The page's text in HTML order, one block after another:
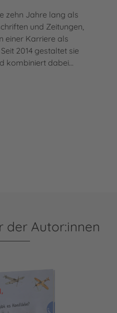
zehn Jahre lang als
und Zeitungen,
einer Karriere als
2014 gestaltet sie
kombiniert dabei…
der Autor:innen